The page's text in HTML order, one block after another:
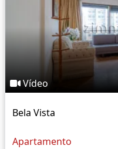
Vídeo
Bela Vista
Apartamento